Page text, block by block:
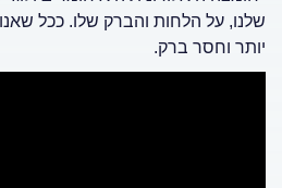
שלנו, על הלחות והברק שלו. ככל
יותר וחסר ברק.